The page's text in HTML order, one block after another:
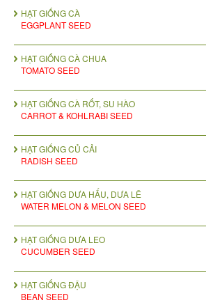
HẠT GIỐNG CÀ
EGGPLANT SEED
HẠT GIỐNG CÀ CHUA
TOMATO SEED
HẠT GIỐNG CÀ RỐT, SU HÀO
CARROT & KOHLRABI SEED
HẠT GIỐNG CỦ CẢI
RADISH SEED
HẠT GIỐNG DƯA HẤU, DƯA LÊ
WATER MELON & MELON SEED
HẠT GIỐNG DƯA LEO
CUCUMBER SEED
HẠT GIỐNG ĐẬU
BEAN SEED